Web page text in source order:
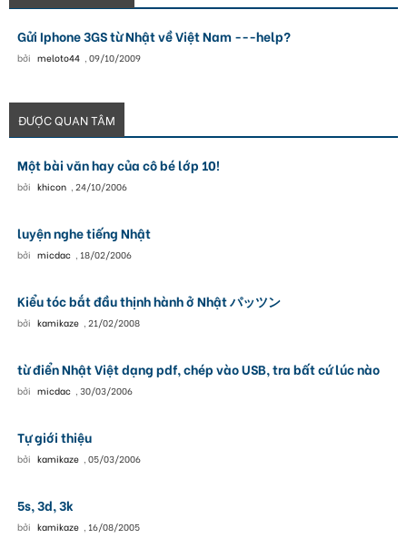
Gửi Iphone 3GS từ Nhật về Việt Nam ---help?
bởi meloto44 09/10/2009
ĐƯỢC QUAN TÂM
Một bài văn hay của cô bé lớp 10!
bởi khicon 24/10/2006
luyện nghe tiếng Nhật
bởi micdac 18/02/2006
Kiểu tóc bắt đầu thịnh hành ở Nhật パッツン
bởi kamikaze 21/02/2008
từ điển Nhật Việt dạng pdf, chép vào USB, tra bất cứ lúc nào
bởi micdac 30/03/2006
Tự giới thiệu
bởi kamikaze 05/03/2006
5s, 3d, 3k
bởi kamikaze 16/08/2005